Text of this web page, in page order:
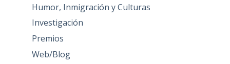
Humor, Inmigración y Culturas
Investigación
Premios
Web/Blog